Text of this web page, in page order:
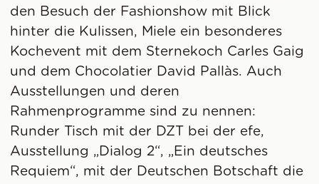
den Besuch der Fashionshow mit Blick
hinter die Kulissen, Miele ein besonderes
Kochevent mit dem Sternekoch Carles Gaig
und dem Chocolatier David Pallàs. Auch
Ausstellungen und deren
Rahmenprogramme sind zu nennen:
Runder Tisch mit der DZT bei der efe,
Ausstellung „Dialog 2“, „Ein deutsches
Requiem“, mit der Deutschen Botschaft die